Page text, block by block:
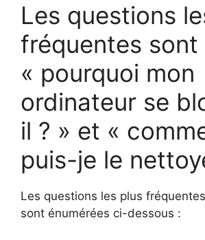
Les questions
fréquentes sont
« pourquoi mon
ordinateur se
il ? » et «
puis-je le
Les questions les plus
sont énumérées ci-dessous :